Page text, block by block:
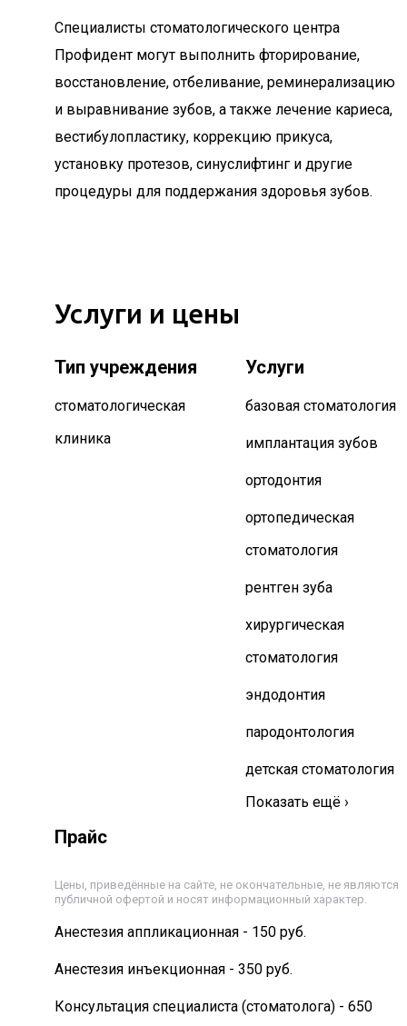
Специалисты стоматологического центра
Профидент могут выполнить фторирование,
восстановление, отбеливание, реминерализацию
и выравнивание зубов, а также лечение кариеса,
вестибулопластику, коррекцию прикуса,
установку протезов, синуслифтинг и другие
процедуры для поддержания здоровья зубов.
Услуги и цены
Тип учреждения
стоматологическая
клиника
Услуги
базовая стоматология
имплантация зубов
ортодонтия
ортопедическая
стоматология
рентген зуба
хирургическая
стоматология
эндодонтия
пародонтология
детская стоматология
Показать ещё ›
Прайс
Цены, приведённые на сайте, не окончательные, не являются
публичной офертой и носят информационный характер.
Анестезия аппликационная - 150 руб.
Анестезия инъекционная - 350 руб.
Консультация специалиста (стоматолога) - 650